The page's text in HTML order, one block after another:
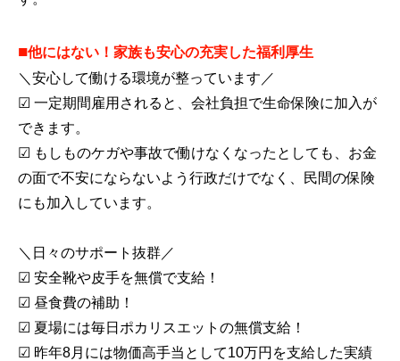
■他にはない！家族も安心の充実した福利厚生
＼安心して働ける環境が整っています／
☑ 一定期間雇用されると、会社負担で生命保険に加入が
できます。
☑ もしものケガや事故で働けなくなったとしても、お金
の面で不安にならないよう行政だけでなく、民間の保険
にも加入しています。
＼日々のサポート抜群／
☑ 安全靴や皮手を無償で支給！
☑ 昼食費の補助！
☑ 夏場には毎日ポカリスエットの無償支給！
☑ 昨年8月には物価高手当として10万円を支給した実績